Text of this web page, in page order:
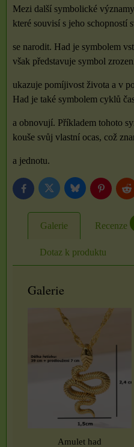
Mezi další symbolické
které souvisí s jeho schopností
se narodit. Had je symbolem
však představuje symbol
ukazuje pomíjivost života a v
Had je také symbolem cyklů
a obnovují. Příkladem tohoto
kouše svůj vlastní ocas, což
a jednotu.
FacebookTwitter BlueskyPinterest
Galerie Recenze
Dotaz k produktu
Galerie
Amulet had